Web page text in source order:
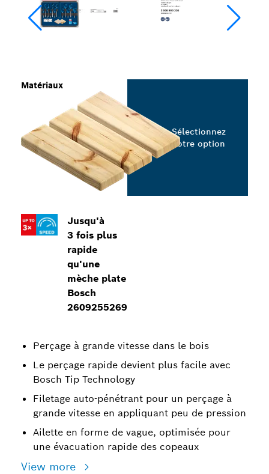
Jusqu'à
3 fois plus
rapide
qu'une
mèche plate
Bosch
2609255269
Perçage à grande vitesse dans le bois
Le perçage rapide devient plus facile avec
Bosch Tip Technology
Filetage auto-pénétrant pour un perçage à
grande vitesse en appliquant peu de pression
Ailette en forme de vague, optimisée pour
une évacuation rapide des copeaux
View more
Matériaux
Sélectionnez
votre option